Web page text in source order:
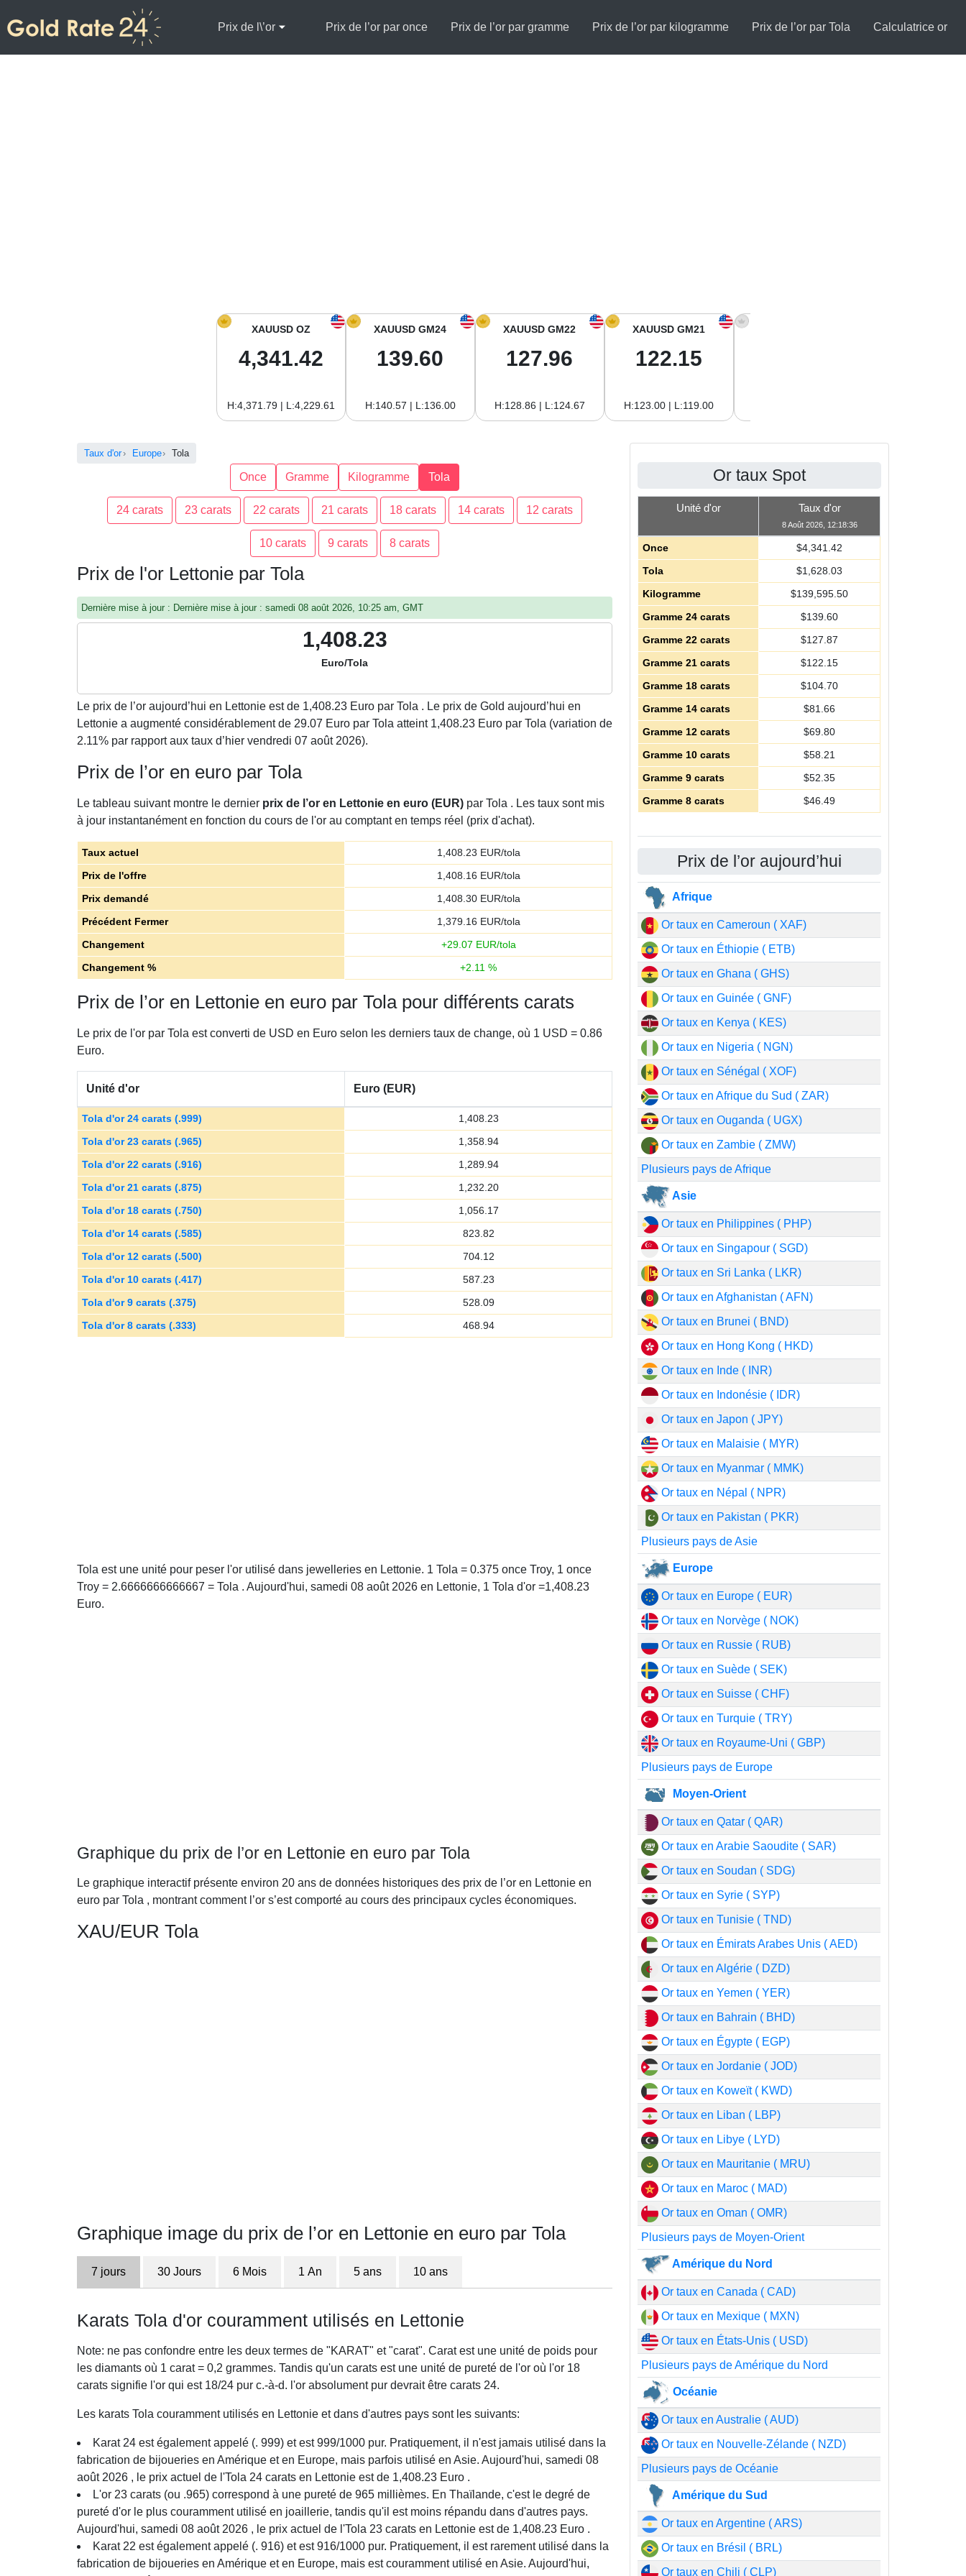
Prix de l\’or Prix de l’or par once Prix de l’or par gramme Prix de l’or par kilogramme Prix de l’or par Tola Calculatrice or
XAUUSD OZ
4,341.42
H:4,371.79 | L:4,229.61
XAUUSD GM24
139.60
H:140.57 | L:136.00
XAUUSD GM22
127.96
H:128.86 | L:124.67
XAUUSD GM21
122.15
H:123.00 | L:119.00
Taux d'or Europe Tola
Once Gramme Kilogramme Tola
24 carats 23 carats 22 carats 21 carats 18 carats 14 carats 12 carats
10 carats 9 carats 8 carats
Prix de l'or Lettonie par Tola
Dernière mise à jour : Dernière mise à jour : samedi 08 août 2026, 10:25 am, GMT
1,408.23
Euro/Tola
Le prix de l’or aujourd’hui en Lettonie est de 1,408.23 Euro par Tola . Le prix de Gold aujourd’hui en
Lettonie a augmenté considérablement de 29.07 Euro par Tola atteint 1,408.23 Euro par Tola (variation de
2.11% par rapport aux taux d’hier vendredi 07 août 2026).
Prix de l’or en euro par Tola
Le tableau suivant montre le dernier prix de l’or en Lettonie en euro (EUR) par Tola . Les taux sont mis
à jour instantanément en fonction du cours de l'or au comptant en temps réel (prix d'achat).
Taux actuel 1,408.23 EUR/tola
Prix de l'offre
1,408.16 EUR/tola
Prix demandé
1,408.30EUR/tola
Précédent Fermer
1,379.16 EUR/tola
Changement
+29.07 EUR/tola
Changement %
+2.11 %
Prix de l’or en Lettonie en euro par Tola pour différents carats
Le prix de l'or par Tola est converti de USD en Euro selon les derniers taux de change, où 1 USD = 0.86
Euro.
Unité d'or Euro (EUR)
Tola d'or 24 carats (.999)
1,408.23
Tola d'or 23 carats (.965)
1,358.94
Tola d'or 22 carats (.916)
1,289.94
Tola d'or 21 carats (.875)
1,232.20
Tola d'or 18 carats (.750)
1,056.17
Tola d'or 14 carats (.585)
823.82
Tola d'or 12 carats (.500)
704.12
Tola d'or 10 carats (.417)
587.23
Tola d'or 9 carats (.375)
528.09
Tola d'or 8 carats (.333)
468.94
Tola est une unité pour peser l'or utilisé dans jewelleries en Lettonie. 1 Tola = 0.375 once Troy, 1 once
Troy = 2.6666666666667 = Tola . Aujourd'hui, samedi 08 août 2026 en Lettonie, 1 Tola d'or =1,408.23
Euro.
Graphique du prix de l’or en Lettonie en euro par Tola
Le graphique interactif présente environ 20 ans de données historiques des prix de l’or en Lettonie en
euro par Tola , montrant comment l’or s’est comporté au cours des principaux cycles économiques.
XAU/EUR Tola
Graphique image du prix de l’or en Lettonie en euro par Tola
7 jours 30 Jours 6 Mois 1 An 5 ans 10 ans
Karats Tola d'or couramment utilisés en Lettonie
Note: ne pas confondre entre les deux termes de "KARAT" et "carat". Carat est une unité de poids pour
les diamants où 1 carat = 0,2 grammes. Tandis qu'un carats est une unité de pureté de l'or où l'or 18
carats signifie l'or qui est 18/24 pur c.-à-d. l'or absolument pur devrait être carats 24.
Les karats Tola couramment utilisés en Lettonie et dans d'autres pays sont les suivants:
Karat 24 est également appelé (. 999) et est 999/1000 pur. Pratiquement, il n'est jamais utilisé dans la
fabrication de bijoueries en Amérique et en Europe, mais parfois utilisé en Asie. Aujourd'hui, samedi 08
août 2026 , le prix actuel de l'Tola 24 carats en Lettonie est de 1,408.23 Euro .
L'or 23 carats (ou .965) correspond à une pureté de 965 millièmes. En Thaïlande, c'est le degré de
pureté d'or le plus couramment utilisé en joaillerie, tandis qu'il est moins répandu dans d'autres pays.
Aujourd'hui, samedi 08 août 2026 , le prix actuel de l'Tola 23 carats en Lettonie est de 1,408.23 Euro .
Karat 22 est également appelé (. 916) et est 916/1000 pur. Pratiquement, il est rarement utilisé dans la
fabrication de bijoueries en Amérique et en Europe, mais est couramment utilisé en Asie. Aujourd'hui,
Or taux Spot
Unité d'or Taux d'or
8 Août 2026, 12:18:36
Once $4,341.42
Tola
$1,628.03
Kilogramme
$139,595.50
Gramme 24 carats
$139.60
Gramme 22 carats
$127.87
Gramme 21 carats
$122.15
Gramme 18 carats
$104.70
Gramme 14 carats
$81.66
Gramme 12 carats
$69.80
Gramme 10 carats
$58.21
Gramme 9 carats
$52.35
Gramme 8 carats
$46.49
Prix de l’or aujourd’hui
Afrique
Or taux en Cameroun ( XAF)
Or taux en Éthiopie ( ETB)
Or taux en Ghana ( GHS)
Or taux en Guinée ( GNF)
Or taux en Kenya ( KES)
Or taux en Nigeria ( NGN)
Or taux en Sénégal ( XOF)
Or taux en Afrique du Sud ( ZAR)
Or taux en Ouganda ( UGX)
Or taux en Zambie ( ZMW)
Plusieurs pays de Afrique
Asie
Or taux en Philippines ( PHP)
Or taux en Singapour ( SGD)
Or taux en Sri Lanka ( LKR)
Or taux en Afghanistan ( AFN)
Or taux en Brunei ( BND)
Or taux en Hong Kong ( HKD)
Or taux en Inde ( INR)
Or taux en Indonésie ( IDR)
Or taux en Japon ( JPY)
Or taux en Malaisie ( MYR)
Or taux en Myanmar ( MMK)
Or taux en Népal ( NPR)
Or taux en Pakistan ( PKR)
Plusieurs pays de Asie
Europe
Or taux en Europe ( EUR)
Or taux en Norvège ( NOK)
Or taux en Russie ( RUB)
Or taux en Suède ( SEK)
Or taux en Suisse ( CHF)
Or taux en Turquie ( TRY)
Or taux en Royaume-Uni ( GBP)
Plusieurs pays de Europe
Moyen-Orient
Or taux en Qatar ( QAR)
Or taux en Arabie Saoudite ( SAR)
Or taux en Soudan ( SDG)
Or taux en Syrie ( SYP)
Or taux en Tunisie ( TND)
Or taux en Émirats Arabes Unis ( AED)
Or taux en Algérie ( DZD)
Or taux en Yemen ( YER)
Or taux en Bahrain ( BHD)
Or taux en Égypte ( EGP)
Or taux en Jordanie ( JOD)
Or taux en Koweït ( KWD)
Or taux en Liban ( LBP)
Or taux en Libye ( LYD)
Or taux en Mauritanie ( MRU)
Or taux en Maroc ( MAD)
Or taux en Oman ( OMR)
Plusieurs pays de Moyen-Orient
Amérique du Nord
Or taux en Canada ( CAD)
Or taux en Mexique ( MXN)
Or taux en États-Unis ( USD)
Plusieurs pays de Amérique du Nord
Océanie
Or taux en Australie ( AUD)
Or taux en Nouvelle-Zélande ( NZD)
Plusieurs pays de Océanie
Amérique du Sud
Or taux en Argentine ( ARS)
Or taux en Brésil ( BRL)
Or taux en Chili ( CLP)